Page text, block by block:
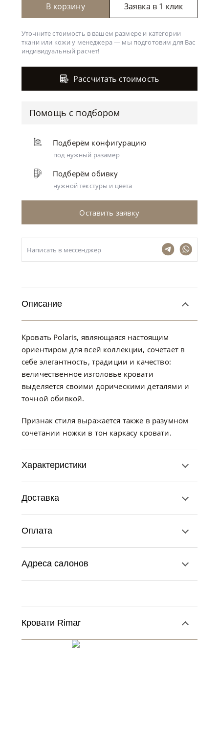
В корзину Заявка в 1 клик
Уточните стоимость в вашем размере и категории
ткани или кожи у менеджера — мы подготовим для Вас
индивидуальный расчет!
Рассчитать стоимость
Помощь с подбором
Подберём конфигурацию
под нужный разамер
Подберём обивку
нужной текстуры и цвета
Оставить заявку
Написать в мессенджер
Описание
Кровать Polaris, являющаяся настоящим
ориентиром для всей коллекции, сочетает в
себе элегантность, традиции и качество:
величественное изголовье кровати
выделяется своими дорическими деталями и
точной обивкой.
Признак стиля выражается также в разумном
сочетании ножки в тон каркасу кровати.
Характеристики
Доставка
Оплата
Адреса салонов
Кровати Rimar